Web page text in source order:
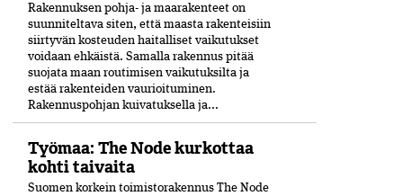
Rakennuksen pohja- ja maarakenteet on
suunniteltava siten, että maasta rakenteisiin
siirtyvän kosteuden haitalliset vaikutukset
voidaan ehkäistä. Samalla rakennus pitää
suojata maan routimisen vaikutuksilta ja
estää rakenteiden vaurioituminen.
Rakennuspohjan kuivatuksella ja...
Työmaa: The Node kurkottaa
kohti taivaita
Suomen korkein toimistorakennus The Node